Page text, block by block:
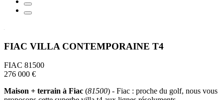
FIAC VILLA CONTEMPORAINE T4
FIAC 81500
276 000 €
Maison + terrain à Fiac (81500) - Fiac : proche du golf, nous vous